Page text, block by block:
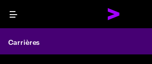
Menu
Carrières